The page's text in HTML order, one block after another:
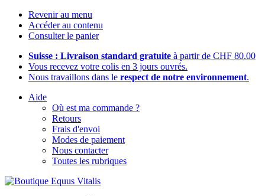
Revenir au menu
Accéder au contenu
Consulter le panier
Suisse : Livraison standard gratuite à partir de CHF 80.00
Vous recevez votre colis en 3 jours ouvrés.
Nous travaillons dans le respect de notre environnement.
Aide
Où est ma commande ?
Retours
Frais d'envoi
Modes de paiement
Nous contacter
Toutes les rubriques